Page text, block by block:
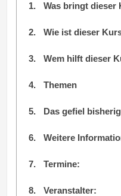
Was bringt dieser
Wie ist dieser
Wem hilft dieser
Themen
Das gefiel
Weitere
Termine:
Veranstalter: